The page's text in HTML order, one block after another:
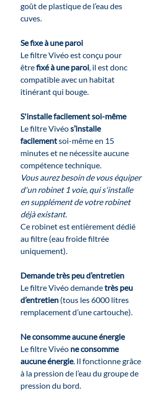
goût de plastique de l’eau des
cuves.
Se fixe à une paroi
Le filtre Vivéo est conçu pour
êtrefixé à une paroi, il est donc
compatible avec un habitat
itinérant qui bouge.
S'installe facilement soi-même
Le filtre Vivéos’installe
facilementsoi-même en 15
minutes et ne nécessite aucune
compétence technique.
Vous aurez besoin de vous équiper
d'un robinet 1 voie, qui s'installe
en supplément de votre robinet
déjà existant.
Ce robinet est entièrement dédié
au filtre (eau froide filtrée
uniquement).
Demande très peu d’entretien
Le filtre Vivéo demandetrès peu
d’entretien (tous les 6000 litres
remplacement d’une cartouche).
Ne consomme aucune énergie
Le filtre Vivéo ne consomme
aucune énergie. Il fonctionne grâce
à la pression de l’eau du groupe de
pression du bord.